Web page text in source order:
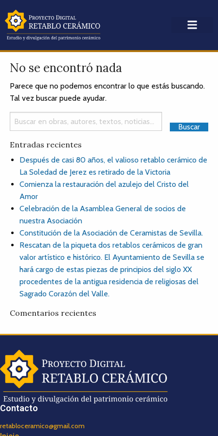
No se encontró nada
Parece que no podemos encontrar lo que estás buscando.
Tal vez buscar puede ayudar.
Entradas recientes
Después de casi 80 años, el valioso retablo cerámico de
La Soledad de Jerez es retirado de la Victoria
Comienza la restauración del azulejo del Cristo del
Amor
Celebración de la Asamblea General de socios de
nuestra Asociación
Constitución de la Asociación de Ceramistas de Sevilla.
Rescatan de la piqueta dos retablos cerámicos de gran
valor artístico e histórico. El Ayuntamiento de Sevilla se
hará cargo de estas piezas de principios del siglo XX
procedentes de la antigua residencia de religiosas del
Sagrado Corazón del Valle.
Comentarios recientes
Contacto
retabloceramico@gmail.com